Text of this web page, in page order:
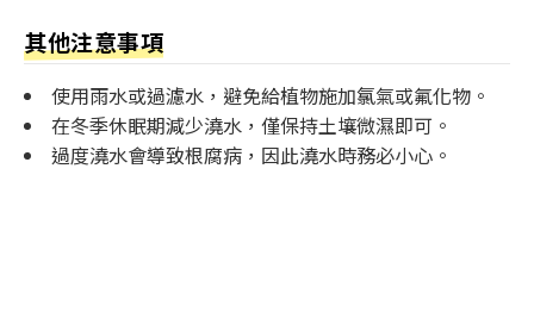
其他注意事項
使用雨水或過濾水，避免給植物施加氯氣或氟化物。
在冬季休眠期減少澆水，僅保持土壤微濕即可。
過度澆水會導致根腐病，因此澆水時務必小心。